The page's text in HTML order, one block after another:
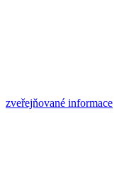
zveřejňované informace